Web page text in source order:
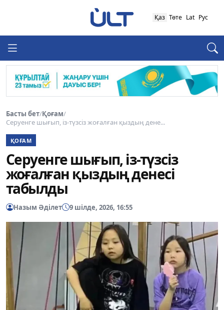
Қаз Төте Lat Рус
Басты бет/Қоғам/
Серуенге шығып, із-түзсіз жоғалған қыздың дене...
ҚОҒАМ
Серуенге шығып, із-түзсіз
жоғалған қыздың денесі
табылды
Назым Әділет 9 шілде, 2026, 16:55